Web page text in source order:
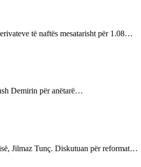
të naftës mesatarisht për 1.08…
Demirin për anëtarë…
Jilmaz Tunç. Diskutuan për reformat…